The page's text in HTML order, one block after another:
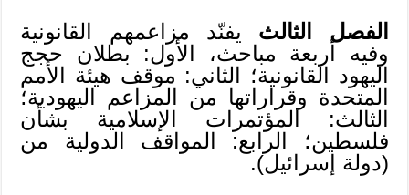
الفصل الثالث يفنّد مزاعمهم القانونية
وفيه أربعة مباحث، الأول: بطلان حجج
اليهود القانونية؛ الثاني: موقف هيئة الأمم
المتحدة وقراراتها من المزاعم اليهودية؛
الثالث: المؤتمرات الإسلامية بشأن
فلسطين؛ الرابع: المواقف الدولية من
(دولة إسرائيل).